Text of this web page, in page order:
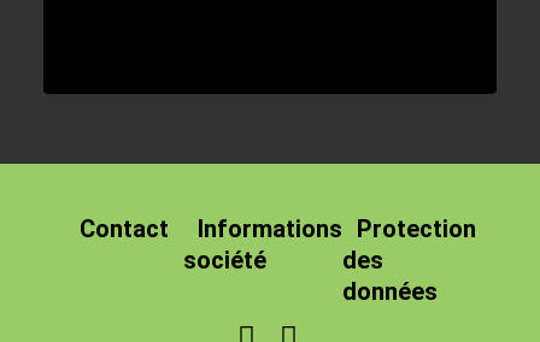
Contact
Informations
société
Protection
des
données